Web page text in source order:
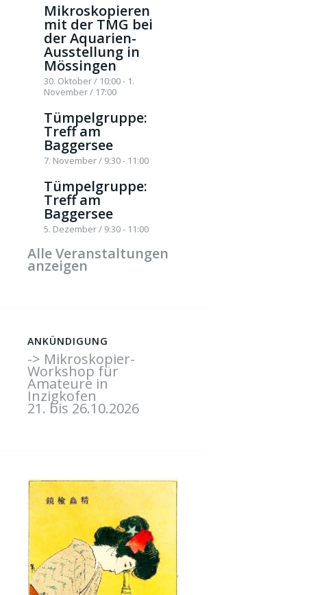
Mikroskopieren
mit der TMG bei
der Aquarien-
Ausstellung in
Mössingen
30. Oktober / 10:00- 1.
November / 17:00
Tümpelgruppe:
Treff am
Baggersee
7. November / 9:30- 11:00
Tümpelgruppe:
Treff am
Baggersee
5. Dezember / 9:30- 11:00
Alle Veranstaltungen
anzeigen
ANKÜNDIGUNG
-> Mikroskopier-
Workshop für
Amateure in
Inzigkofen
21. bis 26.10.2026